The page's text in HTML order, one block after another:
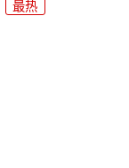
最热